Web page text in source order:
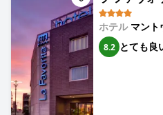
ホテル マント
8.2 とても良